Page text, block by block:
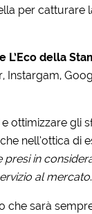
per catturare
L’Eco della
ottimizzare gli
nell’ottica di
presi in
al mercato.
che sarà